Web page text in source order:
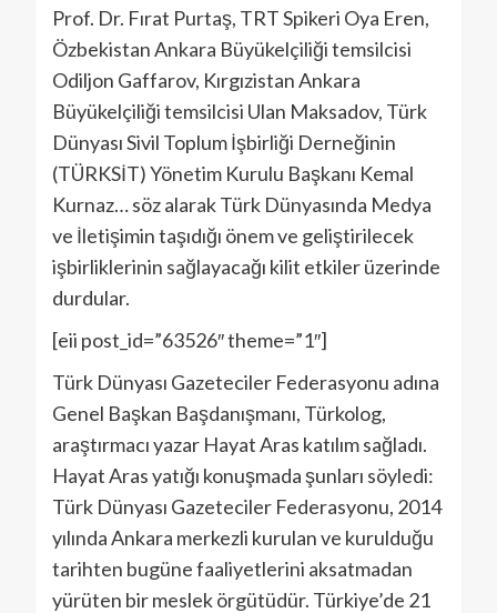
Prof. Dr. Fırat Purtaş, TRT Spikeri Oya Eren,
Özbekistan Ankara Büyükelçiliği temsilcisi
Odiljon Gaffarov, Kırgızistan Ankara
Büyükelçiliği temsilcisi Ulan Maksadov, Türk
Dünyası Sivil Toplum İşbirliği Derneğinin
(TÜRKSİT) Yönetim Kurulu Başkanı Kemal
Kurnaz… söz alarak Türk Dünyasında Medya
ve İletişimin taşıdığı önem ve geliştirilecek
işbirliklerinin sağlayacağı kilit etkiler üzerinde
durdular.
[eii post_id=”63526″ theme=”1″]
Türk Dünyası Gazeteciler Federasyonu adına
Genel Başkan Başdanışmanı, Türkolog,
araştırmacı yazar Hayat Aras katılım sağladı.
Hayat Aras yatığı konuşmada şunları söyledi:
Türk Dünyası Gazeteciler Federasyonu, 2014
yılında Ankara merkezli kurulan ve kurulduğu
tarihten bugüne faaliyetlerini aksatmadan
yürüten bir meslek örgütüdür. Türkiye’de 21